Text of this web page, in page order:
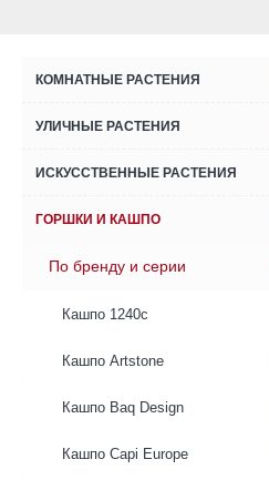
КОМНАТНЫЕ РАСТЕНИЯ
УЛИЧНЫЕ РАСТЕНИЯ
ИСКУССТВЕННЫЕ РАСТЕНИЯ
ГОРШКИ И КАШПО
По бренду и серии
Кашпо 1240c
Кашпо Artstone
Кашпо Baq Design
Кашпо Capi Europe